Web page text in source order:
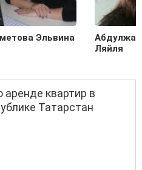
Эльвина
Ляйля
аренде квартир в
Татарстан